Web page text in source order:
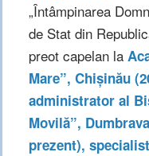
„Întâmpinarea
de Stat din
preot capelan la
Mare”, Chișinău
administrator al
Movilă”,
prezent),